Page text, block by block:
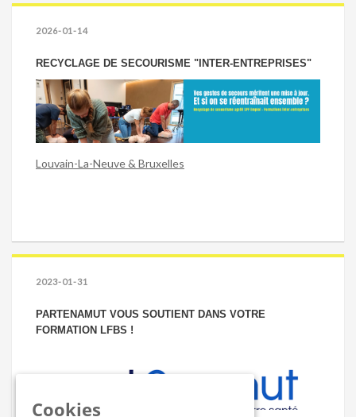
2026-01-14
RECYCLAGE DE SECOURISME "INTER-ENTREPRISES"
Louvain-La-Neuve & Bruxelles
2023-01-31
PARTENAMUT VOUS SOUTIENT DANS VOTRE
FORMATION LFBS !
Cookies